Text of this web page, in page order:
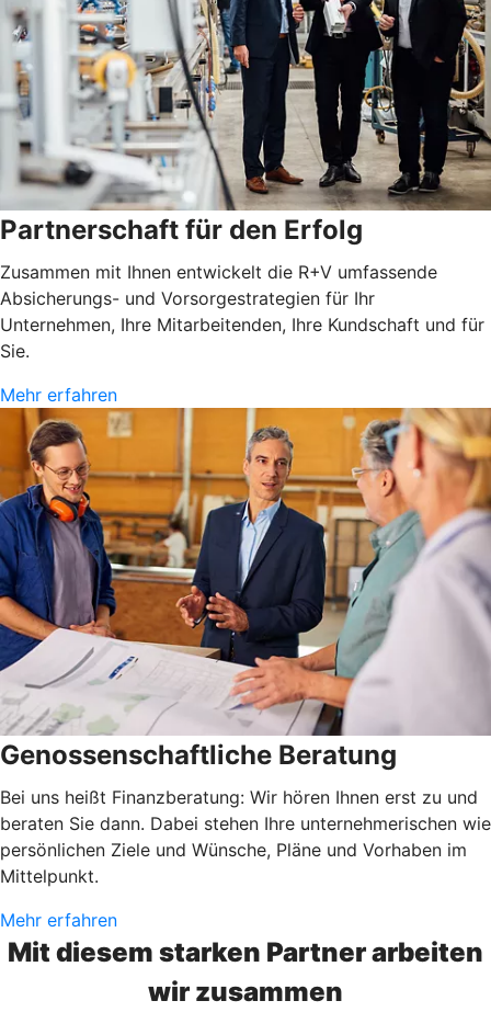
Partnerschaft für den Erfolg
Zusammen mit Ihnen entwickelt die R+V umfassende
Absicherungs- und Vorsorgestrategien für Ihr
Unternehmen, Ihre Mitarbeitenden, Ihre Kundschaft und für
Sie.
Mehr erfahren
Genossenschaftliche Beratung
Bei uns heißt Finanzberatung: Wir hören Ihnen erst zu und
beraten Sie dann. Dabei stehen Ihre unternehmerischen wie
persönlichen Ziele und Wünsche, Pläne und Vorhaben im
Mittelpunkt.
Mehr erfahren
Mit diesem starken Partner arbeiten
wir zusammen